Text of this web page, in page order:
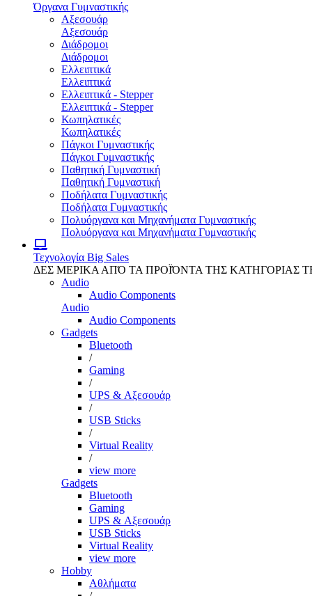
Όργανα Γυμναστικής
Αξεσουάρ
Αξεσουάρ
Διάδρομοι
Διάδρομοι
Ελλειπτικά
Ελλειπτικά
Ελλειπτικά - Stepper
Ελλειπτικά - Stepper
Κωπηλατικές
Κωπηλατικές
Πάγκοι Γυμναστικής
Πάγκοι Γυμναστικής
Παθητική Γυμναστική
Παθητική Γυμναστική
Ποδήλατα Γυμναστικής
Ποδήλατα Γυμναστικής
Πολυόργανα και Μηχανήματα Γυμναστικής
Πολυόργανα και Μηχανήματα Γυμναστικής
Τεχνολογία Big Sales
ΔΕΣ ΜΕΡΙΚΑ ΑΠΌ ΤΑ ΠΡΟΪΌΝΤΑ ΤΗΣ ΚΑΤΗΓΟΡΙΑΣ
Audio
Audio Components
Audio
Audio Components
Gadgets
Bluetooth
/
Gaming
/
UPS & Αξεσουάρ
/
USB Sticks
/
Virtual Reality
/
view more
Gadgets
Bluetooth
Gaming
UPS & Αξεσουάρ
USB Sticks
Virtual Reality
view more
Hobby
Αθλήματα